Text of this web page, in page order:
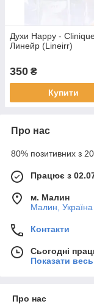
Духи Happy -
Линейр (Lineirr)
350 ₴
Купити
Про нас
80% позитивних з 20
Працює з
м. Малин
Малин, Україна
Контакти
Сьогодні
Показати
Про нас